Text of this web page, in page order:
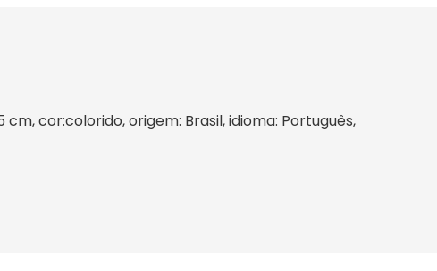
cor:colorido, origem: Brasil, idioma: Português,